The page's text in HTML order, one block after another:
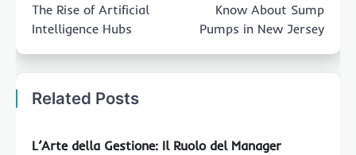
The Rise of Artificial
Intelligence Hubs
Know About Sump
Pumps in New Jersey
Related Posts
L’Arte della Gestione: Il Ruolo del Manager